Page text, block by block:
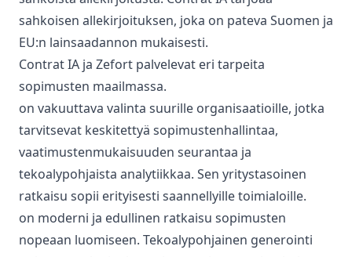
sahkoisen allekirjoituksen, joka on pateva Suomen ja
EU:n lainsaadannon mukaisesti.
Contrat IA ja Zefort palvelevat eri tarpeita
sopimusten maailmassa.
on vakuuttava valinta suurille organisaatioille, jotka
tarvitsevat keskitettyä sopimustenhallintaa,
vaatimustenmukaisuuden seurantaa ja
tekoalypohjaista analytiikkaa. Sen yritystasoinen
ratkaisu sopii erityisesti saannellyille toimialoille.
on moderni ja edullinen ratkaisu sopimusten
nopeaan luomiseen. Tekoalypohjainen generointi